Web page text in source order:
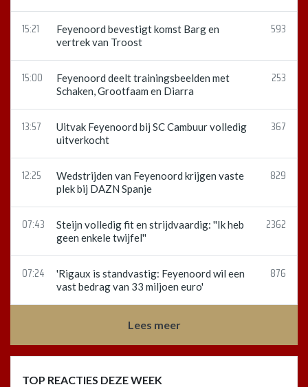
15:21
Feyenoord bevestigt komst Barg en
vertrek van Troost
593
15:00
Feyenoord deelt trainingsbeelden met
Schaken, Grootfaam en Diarra
253
13:57
Uitvak Feyenoord bij SC Cambuur volledig
uitverkocht
367
12:25
Wedstrijden van Feyenoord krijgen vaste
plek bij DAZN Spanje
829
07:43
Steijn volledig fit en strijdvaardig: ''Ik heb
geen enkele twijfel''
2362
07:24
'Rigaux is standvastig: Feyenoord wil een
vast bedrag van 33 miljoen euro'
876
Lees meer
TOP REACTIES DEZE WEEK